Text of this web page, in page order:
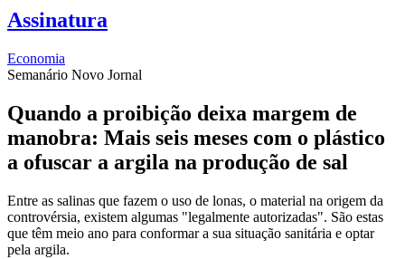
Assinatura
Economia
Semanário Novo Jornal
Quando a proibição deixa margem de
manobra: Mais seis meses com o plástico
a ofuscar a argila na produção de sal
Entre as salinas que fazem o uso de lonas, o material na origem da
controvérsia, existem algumas "legalmente autorizadas". São estas
que têm meio ano para conformar a sua situação sanitária e optar
pela argila.